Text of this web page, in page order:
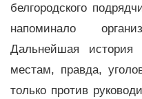
белгородского
напоминало
Дальнейшая
местам, правда,
только против